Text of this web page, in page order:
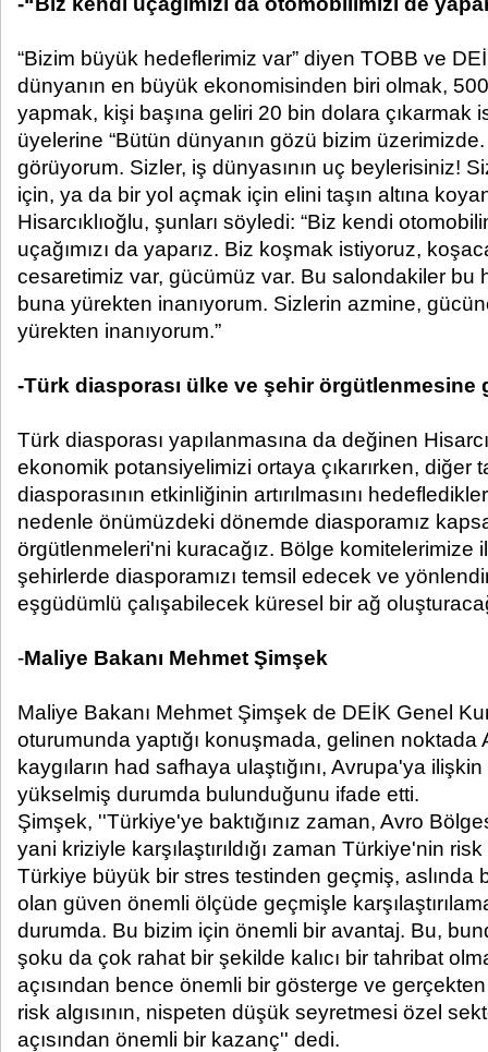
“Bizim büyük hedeflerimiz var” diyen TOBB ve
dünyanın en büyük ekonomisinden biri olmak,
yapmak, kişi başına geliri 20 bin dolara çıkarmak
üyelerine “Bütün dünyanın gözü bizim
görüyorum. Sizler, iş dünyasının uç beylerisiniz!
için, ya da bir yol açmak için elini taşın altına
Hisarcıklıoğlu, şunları söyledi: “Biz kendi
uçağımızı da yaparız. Biz koşmak istiyoruz,
cesaretimiz var, gücümüz var. Bu salondakiler bu
buna yürekten inanıyorum. Sizlerin azmine,
yürekten inanıyorum.”
-Türk diasporası ülke ve şehir örgütlenmesine
Türk diasporası yapılanmasına da değinen
ekonomik potansiyelimizi ortaya çıkarırken, diğer
diasporasının etkinliğinin artırılmasını
nedenle önümüzdeki dönemde diasporamız
örgütlenmeleri'ni kuracağız. Bölge komitelerimize
şehirlerde diasporamızı temsil edecek ve
eşgüdümlü çalışabilecek küresel bir ağ
-Maliye Bakanı Mehmet Şimşek
Maliye Bakanı Mehmet Şimşek de DEİK Genel
oturumunda yaptığı konuşmada, gelinen noktada
kaygıların had safhaya ulaştığını, Avrupa'ya
yükselmiş durumda bulunduğunu ifade etti.
Şimşek, ''Türkiye'ye baktığınız zaman, Avro
yani kriziyle karşılaştırıldığı zaman Türkiye'nin
Türkiye büyük bir stres testinden geçmiş, aslında
olan güven önemli ölçüde geçmişle
durumda. Bu bizim için önemli bir avantaj. Bu,
şoku da çok rahat bir şekilde kalıcı bir tahribat
açısından bence önemli bir gösterge ve
risk algısının, nispeten düşük seyretmesi özel
açısından önemli bir kazanç'' dedi.